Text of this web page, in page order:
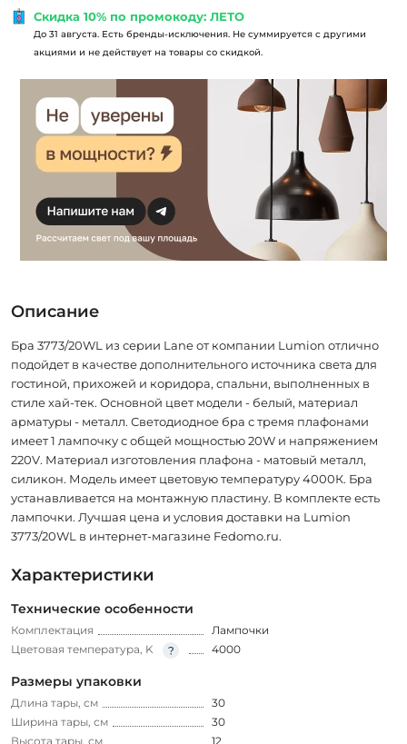
Скидка 10% по промокоду: ЛЕТО
До 31 августа. Есть бренды-исключения. Не суммируется с другими
акциями и не действует на товары со скидкой.
Описание
Бра 3773/20WL из серии Lane от компании Lumion отлично
подойдет в качестве дополнительного источника света для
гостиной, прихожей и коридора, спальни, выполненных в
стиле хай-тек. Основной цвет модели - белый, материал
арматуры - металл. Светодиодное бра с тремя плафонами
имеет 1 лампочку с общей мощностью 20W и напряжением
220V. Материал изготовления плафона - матовый металл,
силикон. Модель имеет цветовую температуру 4000К. Бра
устанавливается на монтажную пластину. В комплекте есть
лампочки. Лучшая цена и условия доставки на Lumion
3773/20WL в интернет-магазине Fedomo.ru.
Характеристики
Технические особенности
Комплектация
Лампочки
Цветовая температура, K
4000
Размеры упаковки
Длина тары, см
30
Ширина тары, см
30
Высота тары, см
12